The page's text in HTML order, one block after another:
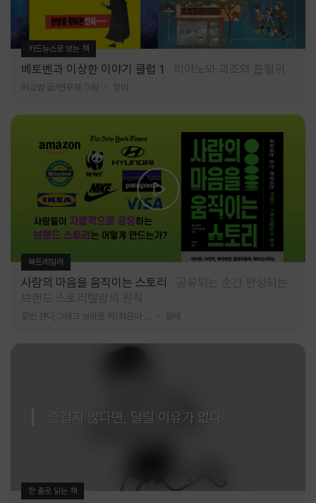
카드뉴스로 보는 책
베토벤과 이상한 이야기 클럽 1 피아노와 괴조와 흡혈귀
허교범 글/변우재 그림 창비
북트레일러
사람의 마음을 움직이는 스토리
공유되는 순간 완성되는
브랜드 스토리텔링의 원칙
알레
즐겁지 않다면, 달릴 이유가 없다
한 줄로 읽는 책